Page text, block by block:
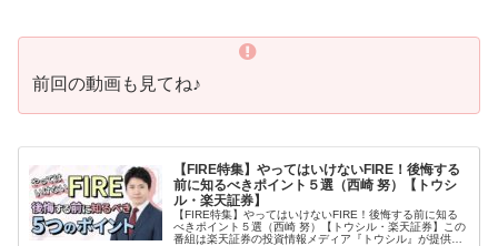
前回の動画も見てね♪
【FIRE特集】やってはいけないFIRE！後悔する
前に知るべきポイント５選（西崎 努）【トウシ
ル・楽天証券】
【FIRE特集】やってはいけないFIRE！後悔する前に知る
べきポイント５選（西崎 努）【トウシル・楽天証券】この
番組は楽天証券の投資情報メディア『トウシル』が提供す